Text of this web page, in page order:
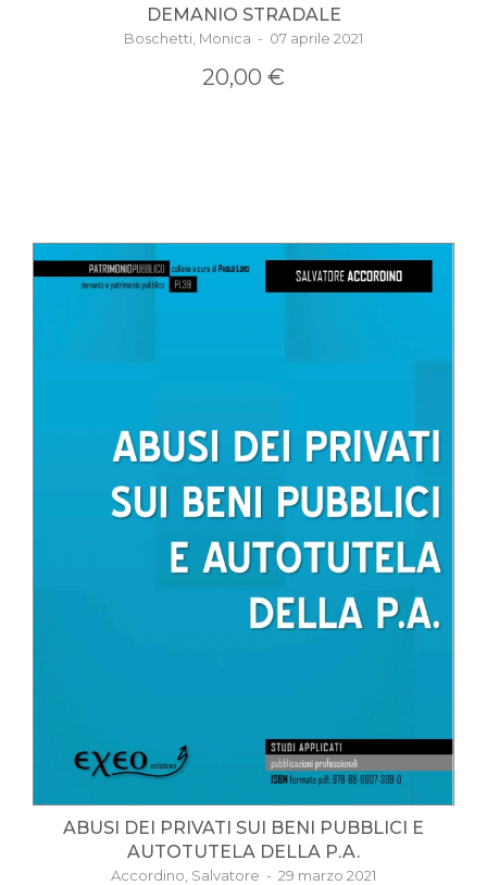
DEMANIO STRADALE
Boschetti, Monica - 07 aprile 2021
20,00 €
ABUSI DEI PRIVATI SUI BENI PUBBLICI E
AUTOTUTELA DELLA P.A.
Accordino, Salvatore - 29 marzo 2021